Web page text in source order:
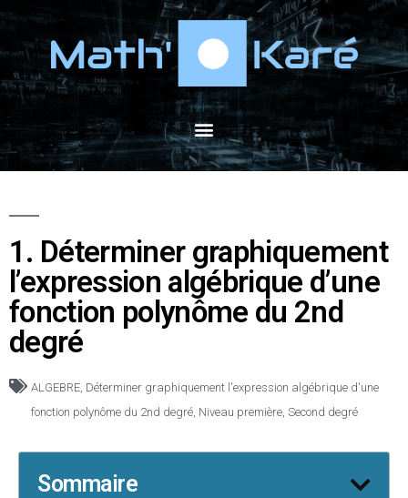
1. Déterminer graphiquement
l’expression algébrique d’une
fonction polynôme du 2nd
degré
ALGEBRE, Déterminer graphiquement l'expression algébrique d'une
fonction polynôme du 2nd degré, Niveau première, Second degré
Sommaire